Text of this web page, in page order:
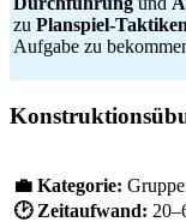
zu Planspiel-Taktiken
Aufgabe zu
💼 Kategorie:
🕑 Zeitaufwand: